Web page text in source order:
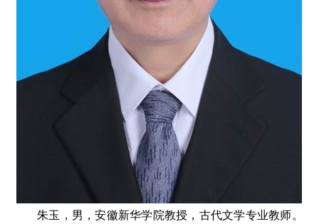
朱玉，男，安徽新华学院教授，古代文学专业教师。